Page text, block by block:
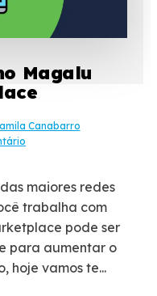
Magalu
Canabarro
maiores redes
trabalha com
pode ser
para aumentar o
hoje vamos te...